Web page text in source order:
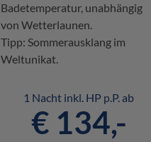
Badetemperatur, unabhängig
von Wetterlaunen.
Tipp: Sommerausklang im
Weltunikat.
1 Nacht inkl. HP p.P. ab
€ 134,-